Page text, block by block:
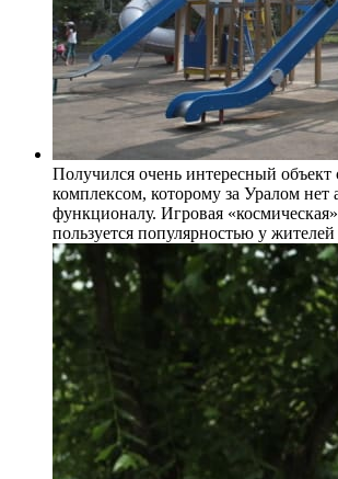
Получился очень интересный
комплексом, которому за Уралом нет
функционалу. Игровая
пользуется популярностью у жителей